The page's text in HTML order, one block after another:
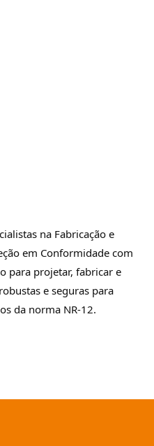
na Fabricação e
em Conformidade com
para projetar, fabricar e
e seguras para
da norma NR-12.